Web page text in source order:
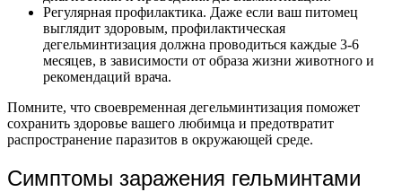
Регулярная профилактика. Даже если ваш питомец
выглядит здоровым, профилактическая
дегельминтизация должна проводиться каждые 3-6
месяцев, в зависимости от образа жизни животного и
рекомендаций врача.
Помните, что своевременная дегельминтизация поможет
сохранить здоровье вашего любимца и предотвратит
распространение паразитов в окружающей среде.
Симптомы заражения гельминтами